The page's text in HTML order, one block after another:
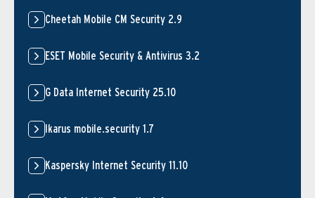
Cheetah Mobile CM Security 2.9
ESET Mobile Security & Antivirus 3.2
G Data Internet Security 25.10
Ikarus mobile.security 1.7
Kaspersky Internet Security 11.10